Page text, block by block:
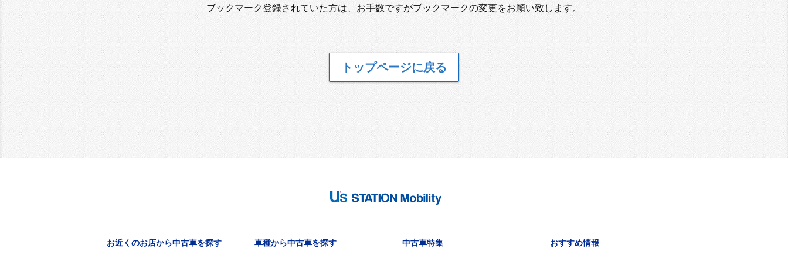
ブックマーク登録されていた方は、お手数ですがブックマークの変更をお願い致します。
トップページに戻る
お近くのお店から中古車を探す 車種から中古車を探す 中古車特集 おすすめ情報